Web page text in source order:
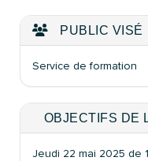
PUBLIC VISÉ
Service de formation
OBJECTIFS DE
Jeudi 22 mai 2025 de